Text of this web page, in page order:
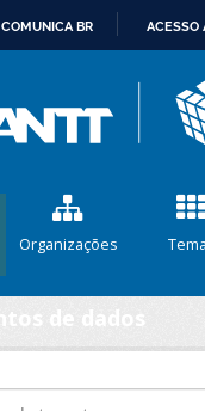
CONTEÚDO
COMUNICA BR ACESSO
Organizações